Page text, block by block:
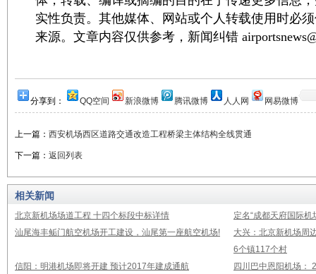
实性负责。其他媒体、网站或个人转载使用时必
来源。文章内容仅供参考，新闻纠错
分享到： QQ空间 新浪微博 腾讯微博 人人网 网易微博
上一篇： 西安机场西区道路交通改造工程桥梁主体结构全线贯通
下一篇： 返回列表
相关新闻
北京新机场场道工程 十四个标段中标详情
定名“成都天府国际
汕尾海丰鲘门航空机场开工建设，汕尾第一座航空机场!
大兴：北京新机场周
6个镇117个村
信阳：明港机场即将开建 预计2017年建成通航
四川巴中恩阳机场：